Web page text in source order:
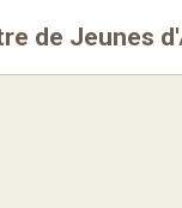
de Jeunes